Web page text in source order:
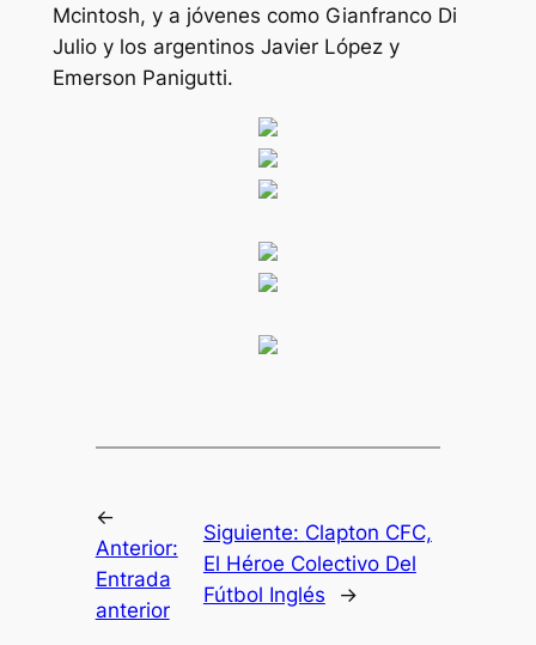
Mcintosh, y a jóvenes como Gianfranco Di
Julio y los argentinos Javier López y
Emerson Panigutti.
←
Anterior:
Entrada
anterior
Siguiente: Clapton CFC,
El Héroe Colectivo Del
Fútbol Inglés
→